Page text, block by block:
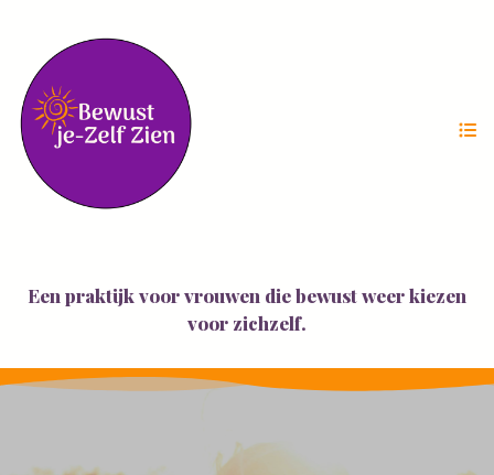
Een praktijk voor vrouwen die bewust weer kiezen
voor zichzelf.